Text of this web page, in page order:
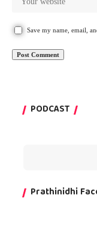
Save my name, email,
PODCAST
Prathinidhi